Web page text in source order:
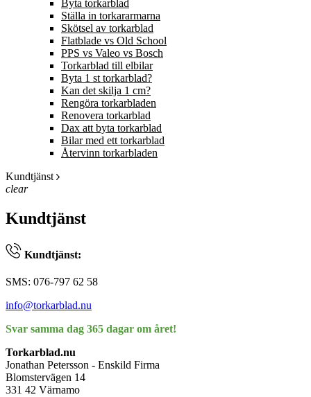
Byta torkarblad
Ställa in torkararmarna
Skötsel av torkarblad
Flatblade vs Old School
PPS vs Valeo vs Bosch
Torkarblad till elbilar
Byta 1 st torkarblad?
Kan det skilja 1 cm?
Rengöra torkarbladen
Renovera torkarblad
Dax att byta torkarblad
Bilar med ett torkarblad
Återvinn torkarbladen
Kundtjänst
clear
Kundtjänst
Kundtjänst:
SMS: 076-797 62 58
info@torkarblad.nu
Svar samma dag 365 dagar om året!
Torkarblad.nu
Jonathan Petersson - Enskild Firma
Blomstervägen 14
331 42 Värnamo